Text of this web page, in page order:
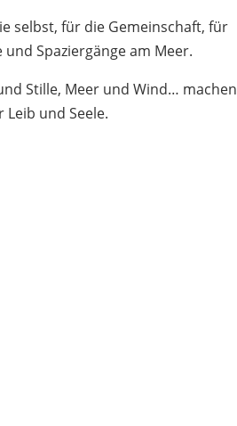
selbst, für die Gemeinschaft, für
Spaziergänge am Meer.
Stille, Meer und Wind…
und Seele.